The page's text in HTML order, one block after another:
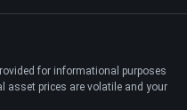
for informational purposes
asset prices are volatile and your